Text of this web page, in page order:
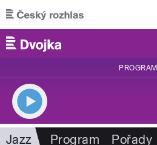
Přejít k hlavnímu obsahu
PROGRAM
Jazz Program Pořady